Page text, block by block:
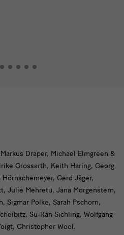
Draper, Michael Elmgreen &
Grossarth, Keith Haring, Georg
Gerd Jäger,
Julie Mehretu, Jana Morgenstern,
Sigmar Polke, Sarah Pschorn,
Su-Ran Sichling, Wolfgang
Christopher Wool.